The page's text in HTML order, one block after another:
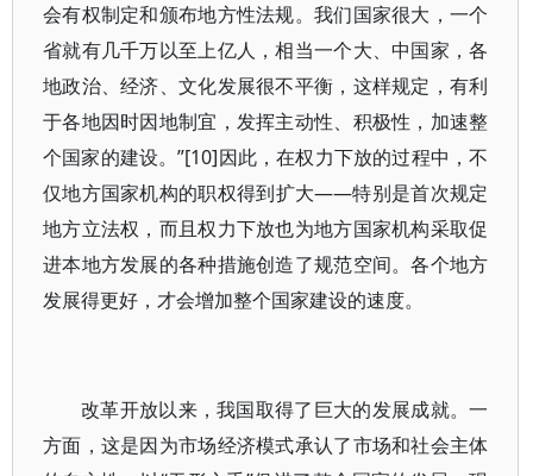
会有权制定和颁布地方性法规。我们国家很大，一个
省就有几千万以至上亿人，相当一个大、中国家，各
地政治、经济、文化发展很不平衡，这样规定，有利
于各地因时因地制宜，发挥主动性、积极性，加速整
个国家的建设。”[10]因此，在权力下放的过程中，不
仅地方国家机构的职权得到扩大——特别是首次规定
地方立法权，而且权力下放也为地方国家机构采取促
进本地方发展的各种措施创造了规范空间。各个地方
发展得更好，才会增加整个国家建设的速度。
改革开放以来，我国取得了巨大的发展成就。一
方面，这是因为市场经济模式承认了市场和社会主体